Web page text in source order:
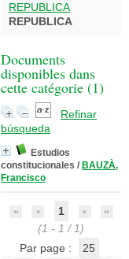
REPUBLICA
REPUBLICA
Documents
disponibles dans
cette catégorie (1)
Refinar
búsqueda
Estudios
constitucionales / BAUZÀ,
Francisco
1
(1 - 1 / 1)
Par page :
25